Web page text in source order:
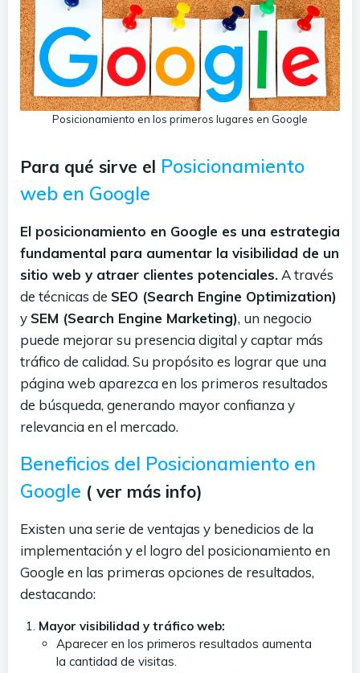
Posicionamiento en los primeros lugares en Google
Para qué sirve el Posicionamiento
web en Google
El posicionamiento en Google es una estrategia
fundamental para aumentar la visibilidad de un
sitio web y atraer clientes potenciales. A través
de técnicas de SEO (Search Engine Optimization)
y SEM (Search Engine Marketing), un negocio
puede mejorar su presencia digital y captar más
tráfico de calidad. Su propósito es lograr que una
página web aparezca en los primeros resultados
de búsqueda, generando mayor confianza y
relevancia en el mercado.
Beneficios del Posicionamiento en
Google ( ver más info)
Existen una serie de ventajas y benedicios de la
implementación y el logro del posicionamiento en
Google en las primeras opciones de resultados,
destacando:
Mayor visibilidad y tráfico web:
Aparecer en los primeros resultados aumenta
la cantidad de visitas.